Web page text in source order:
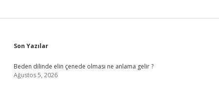
Sidebar
Son Yazılar
Beden dilinde elin çenede olması ne anlama gelir ?
Ağustos 5, 2026